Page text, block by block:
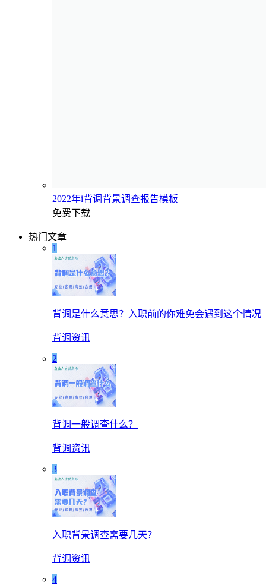
2022年i背调背景调查报告模板
免费下载
热门文章
1
背调是什么意思？入职前的你难免会遇到这个情况
背调资讯
2
背调一般调查什么？
背调资讯
3
入职背景调查需要几天？
背调资讯
4